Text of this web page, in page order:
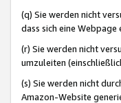
(q) Sie werden nicht
dass sich eine
(r) Sie werden nicht
umzuleiten
(s) Sie werden nicht
Amazon-Website